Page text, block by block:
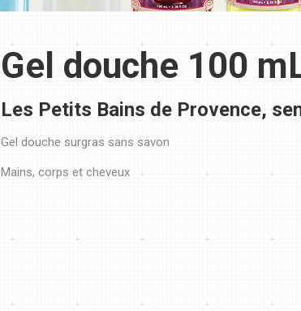
Gel douche 100
Les Petits Bains de Provence,
Gel douche surgras sans savon
Mains, corps et cheveux